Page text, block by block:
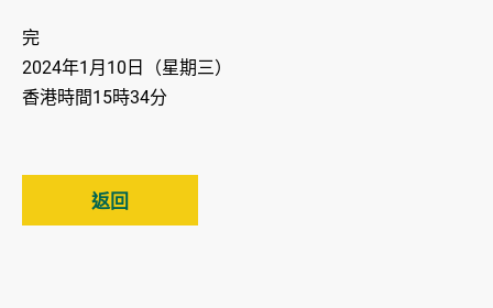
完
2024年1月10日（星期三）
香港時間15時34分
返回